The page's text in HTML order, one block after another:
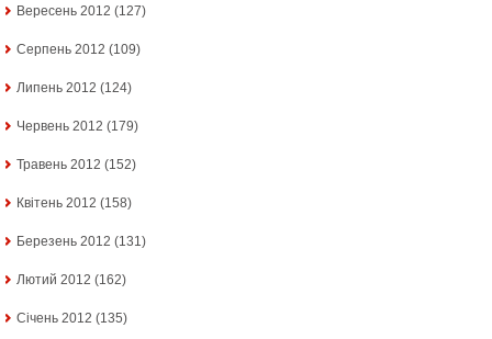
Вересень 2012 (127)
Серпень 2012 (109)
Липень 2012 (124)
Червень 2012 (179)
Травень 2012 (152)
Квітень 2012 (158)
Березень 2012 (131)
Лютий 2012 (162)
Січень 2012 (135)